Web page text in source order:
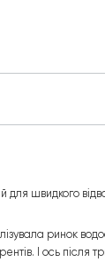
для швидкого
ринок
І ось після